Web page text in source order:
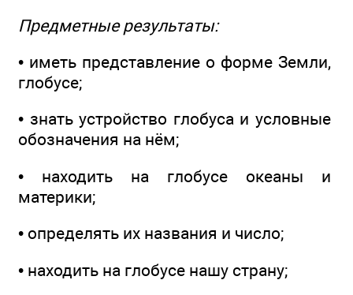
Предметные результаты:
• иметь представление о форме Земли,
глобусе;
• знать устройство глобуса и условные
обозначения на нём;
• находить на глобусе океаны и
материки;
• определять их названия и число;
• находить на глобусе нашу страну;